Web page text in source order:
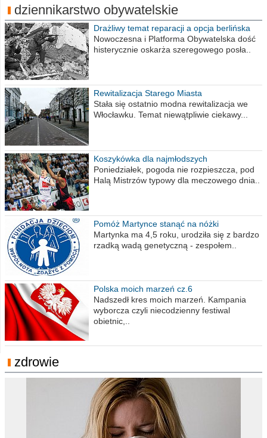
dziennikarstwo obywatelskie
Drażliwy temat reparacji a opcja berlińska
Nowoczesna i Platforma Obywatelska dość
histerycznie oskarża szeregowego posła..
Rewitalizacja Starego Miasta
Stała się ostatnio modna rewitalizacja we
Włocławku. Temat niewątpliwie ciekawy...
Koszykówka dla najmłodszych
Poniedziałek, pogoda nie rozpieszcza, pod
Halą Mistrzów typowy dla meczowego dnia..
Pomóż Martynce stanąć na nóżki
Martynka ma 4,5 roku, urodziła się z bardzo
rzadką wadą genetyczną - zespołem..
Polska moich marzeń cz.6
Nadszedł kres moich marzeń. Kampania
wyborcza czyli niecodzienny festiwal
obietnic,..
zdrowie